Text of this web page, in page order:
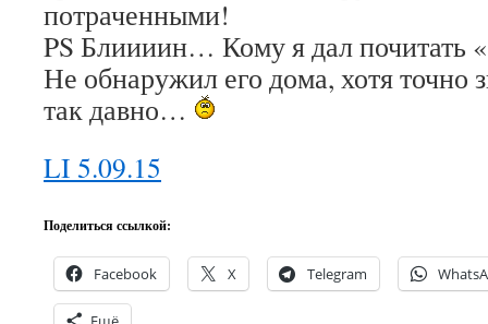
потраченными!
PS Блиииин… Кому я дал почитать
Не обнаружил его дома, хотя точно
так давно…
LI 5.09.15
Поделиться ссылкой:
Facebook X Telegram